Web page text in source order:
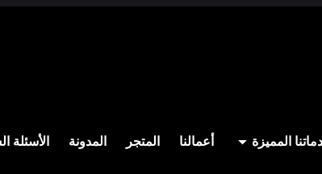
المميزة أعمالنا المتجر المدونة الأسئلة